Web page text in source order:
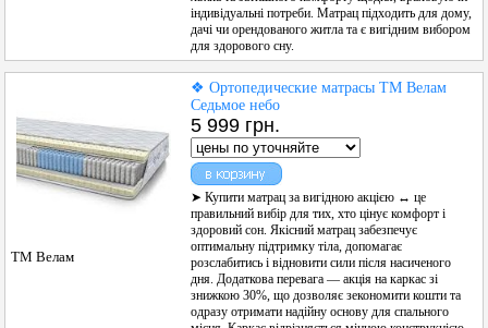
індивідуальні потреби. Матрац підходить для дому,
дачі чи орендованого житла та є вигідним вибором
для здорового сну.
ТМ Велам
❖ Ортопедические матрасы ТМ Велам
Седьмое небо
5 999 грн.
➤ Купити матрац за вигідною акцією ↔ це
правильний вибір для тих, хто цінує комфорт і
здоровий сон. Якісний матрац забезпечує
оптимальну підтримку тіла, допомагає
розслабитись і відновити сили після насиченого
дня. Додаткова перевага — акція на каркас зі
знижкою 30%, що дозволяє зекономити кошти та
одразу отримати надійну основу для спального